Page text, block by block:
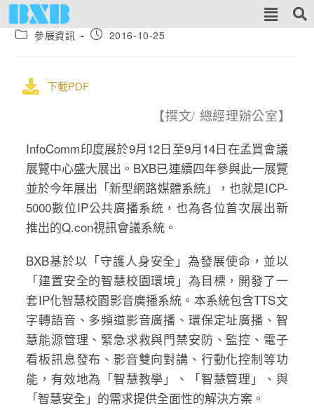
參展資訊 2016-10-25
下載PDF
【撰文/ 總經理辦公室】
InfoComm印度展於9月12日至9月14日在孟買會議
展覽中心盛大展出。BXB已連續四年參與此一展覽
並於今年展出「新型網路媒體系統」，也就是ICP-
5000數位IP公共廣播系統，也為各位首次展出新
推出的Q.con視訊會議系統。
BXB基於以「守護人身安全」為發展使命，並以
「建置安全的智慧校園環境」為目標，開發了一
套IP化智慧校園影音廣播系統。本系統包含TTS文
字轉語音、多頻道影音廣播、環保定址廣播、智
慧能源管理、緊急求救與門禁安防、監控、電子
看板訊息發布、影音雙向對講、行動化控制等功
能，有效地為「智慧教學」、「智慧管理」、與
「智慧安全」的需求提供全面性的解決方案。